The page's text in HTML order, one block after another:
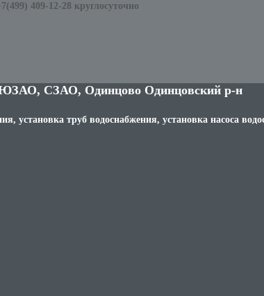
409-12-28 круглосуточно
ЮЗАО, СЗАО, Одинцово Одинцовский р-н
установка труб водоснабжения, установка насоса